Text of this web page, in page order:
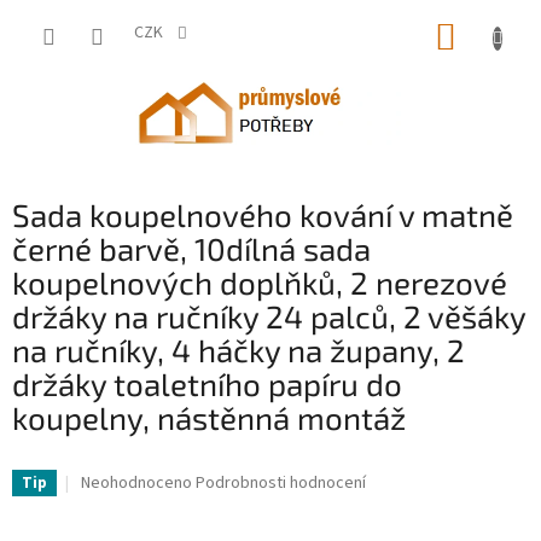
CZK
Sada koupelnového kování v matně
černé barvě, 10dílná sada
koupelnových doplňků, 2 nerezové
držáky na ručníky 24 palců, 2 věšáky
na ručníky, 4 háčky na župany, 2
držáky toaletního papíru do
koupelny, nástěnná montáž
Tip
Průměrné
Neohodnoceno Podrobnosti hodnocení